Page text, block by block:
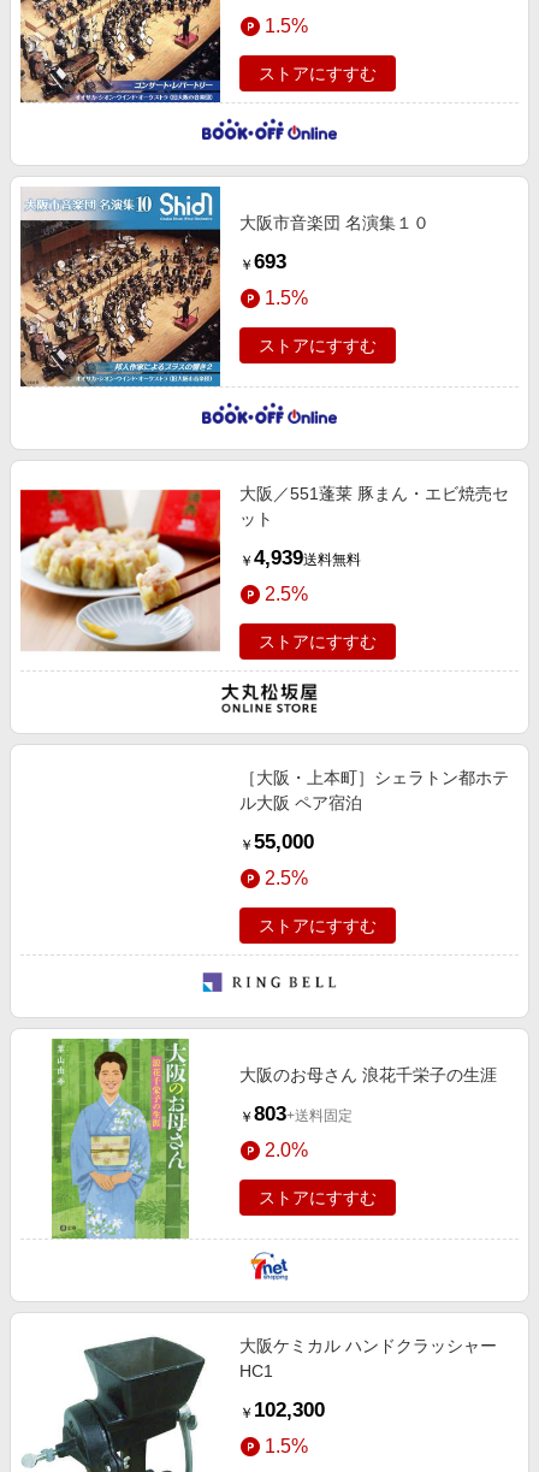
1.5%
ストアにすすむ
大阪市音楽団 名演集１０
￥ 693
1.5%
ストアにすすむ
大阪／551蓬莱 豚まん・エビ焼売セ
ット
￥ 4,939送料無料
2.5%
ストアにすすむ
［大阪・上本町］シェラトン都ホテ
ル大阪 ペア宿泊
￥ 55,000
2.5%
ストアにすすむ
大阪のお母さん 浪花千栄子の生涯
￥ 803+送料固定
2.0%
ストアにすすむ
大阪ケミカル ハンドクラッシャー
HC1
￥ 102,300
1.5%